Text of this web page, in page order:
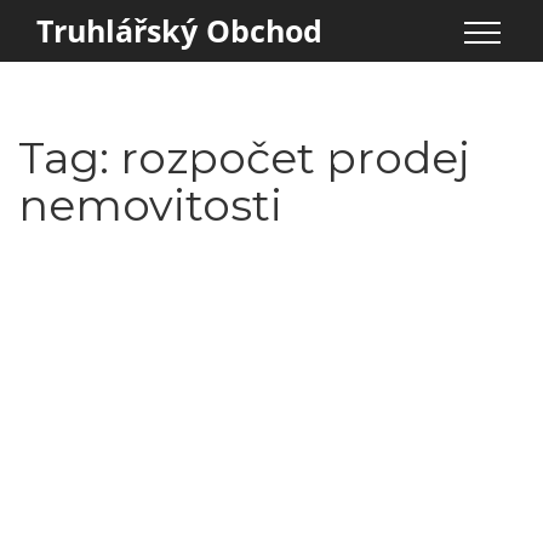
Truhlářský Obchod
Tag: rozpočet prodej
nemovitosti